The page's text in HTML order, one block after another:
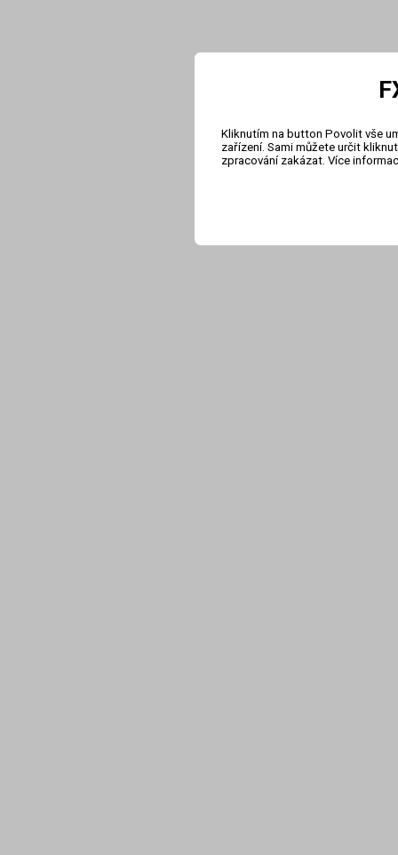
Kliknutím na button Povolit vše
zařízení. Sami můžete určit
zpracování zakázat. Více